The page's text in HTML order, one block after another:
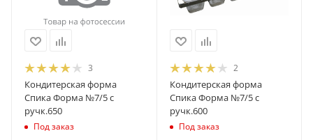
3
Кондитерская форма
Спика Форма №7/5 с
ручк.650
Под заказ
2
Кондитерская форма
Спика Форма №7/5 с
ручк.600
Под заказ